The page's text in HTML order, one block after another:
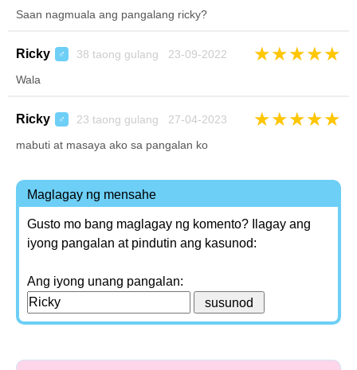
Saan nagmuala ang pangalang ricky?
Ricky ♂ 38 taong gulang 23-09-2022 ★★★★★
Wala
Ricky ♂ 23 taong gulang 27-04-2023 ★★★★★
mabuti at masaya ako sa pangalan ko
Maglagay ng mensahe
Gusto mo bang maglagay ng komento? Ilagay ang
iyong pangalan at pindutin ang kasunod:
Ang iyong unang pangalan: